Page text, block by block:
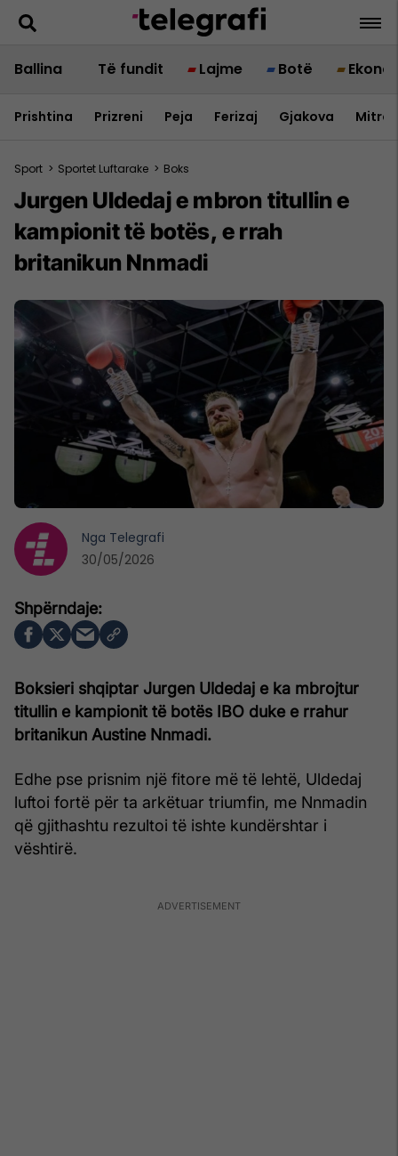
Ballina Të fundit Lajme Botë
Prishtina Prizreni Peja Ferizaj Gjakova
Sport > Sportet Luftarake > Boks
Jurgen Uldedaj e mbron titullin e
kampionit të botës, e rrah
britanikun Nnmadi
Boksieri shqiptar Jurgen Uldedaj e ka mbrojtur
titullin e kampionit të botës IBO duke e rrahur
britanikun Austine Nnmadi.
Edhe pse prisnim një fitore më të lehtë, Uldedaj
luftoi fortë për ta arkëtuar triumfin, me Nnmadin
që gjithashtu rezultoi të ishte kundërshtar i
vështirë.
Nga Telegrafi
30/05/2026